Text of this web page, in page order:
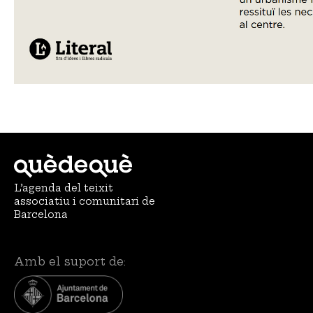
L’agenda del teixit
associatiu i comunitari de
Barcelona
Amb el suport de: